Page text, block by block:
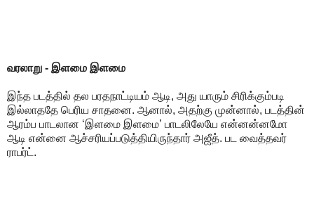
வரலாறு - இளமை இளமை
இந்த படத்தில் தல பரதநாட்டியம் ஆடி, அது யாரும் சிரிக்கும்படி
இல்லாததே பெரிய சாதனை. ஆனால், அதற்கு முன்னால், படத்தின்
ஆரம்ப பாடலான ‘இளமை இளமை’ பாடலிலேயே என்னன்னமோ
ஆடி என்னை ஆச்சரியப்படுத்தியிருந்தார் அஜீத். பட வைத்தவர்
ராபர்ட்.